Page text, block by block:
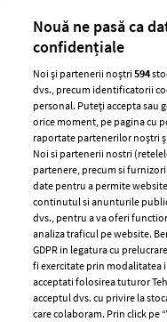
ELLE Style
2024
Despre ELLE
Romania
Contact
Abonamente
Nouă ne pasă ca
confidențiale
Noi și partenerii noștri594
dvs., precum identificatorii
personal. Puteți accepta sau
orice moment, pe pagina cu
raportate partenerilor noștri
Noi si partenerii nostri
partenere, precum si
date pentru a permite
continutul si anunturile
dvs., pentru a va oferi
analiza traficul pe website.
GDPR in legatura cu
fi exercitate prin modalitatea
acceptati folosirea tuturor
acceptul dvs. cu privire la
care colaboram. Prin click pe